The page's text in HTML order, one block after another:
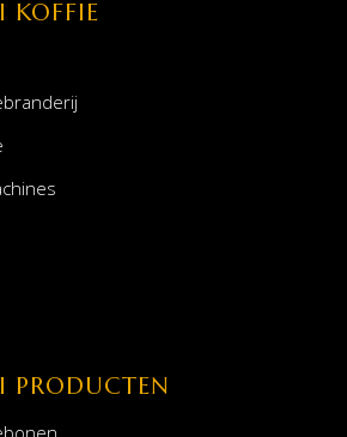
KOFFIE
PRODUCTEN